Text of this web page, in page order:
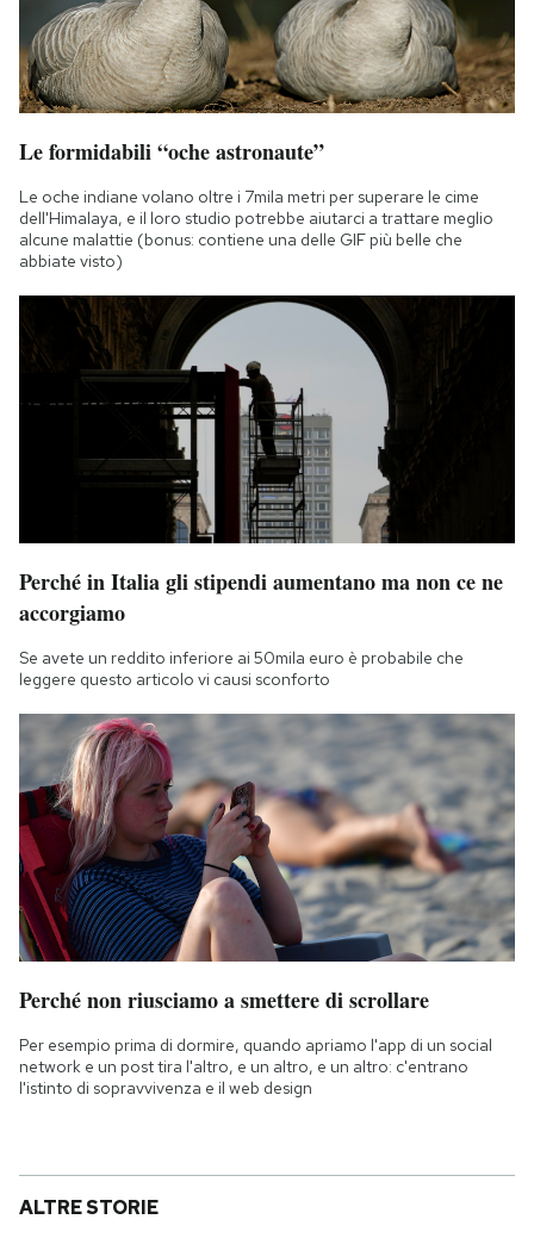
AREA PERSONALE
Newsletter
Notifiche mobile
Regala il Post
Hai bisogno di aiuto?
Le formidabili “oche astronaute”
Le oche indiane volano oltre i 7mila metri per superare le cime
dell'Himalaya, e il loro studio potrebbe aiutarci a trattare meglio
alcune malattie (bonus: contiene una delle GIF più belle che
abbiate visto)
Perché in Italia gli stipendi aumentano ma non ce ne
accorgiamo
Se avete un reddito inferiore ai 50mila euro è probabile che
leggere questo articolo vi causi sconforto
Perché non riusciamo a smettere di scrollare
Per esempio prima di dormire, quando apriamo l'app di un social
network e un post tira l'altro, e un altro, e un altro: c'entrano
l'istinto di sopravvivenza e il web design
ALTRE STORIE